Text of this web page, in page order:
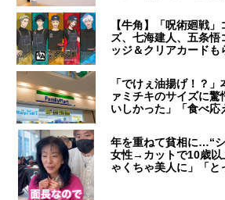
【牛角】「呪術廻戦
ズ、七海建人、五条
ッジ＆クリアカードも
「でけぇ油揚げ！？
ァミチキのサイズに
いしかった」「食べ応
年を重ねて貧相に…“
女性→カットで10歳以
ゃくちゃ美人に」「と